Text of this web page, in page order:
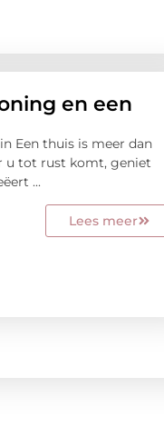
en een
Een thuis is meer dan
u tot rust komt, geniet
...
Lees meer